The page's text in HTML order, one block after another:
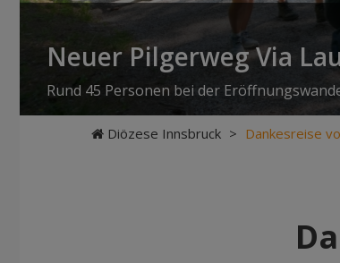
Neuer Pilgerweg Via
Rund 45 Personen bei der
Diözese Innsbruck > Dankesreise